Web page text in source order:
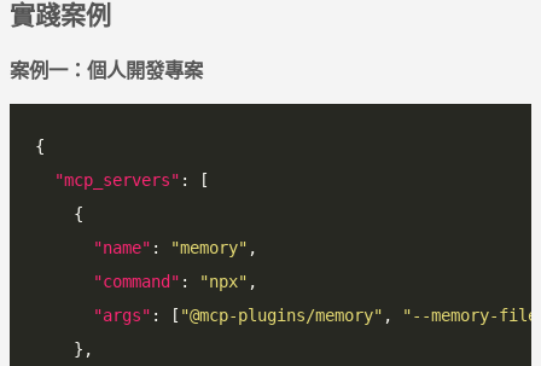
實踐案例
案例一：個人開發專案
"mcp_servers"
"name" : "memory"
"command" : "npx"
"args" : [ "@mcp-plugins/memory" ,
"--memory-